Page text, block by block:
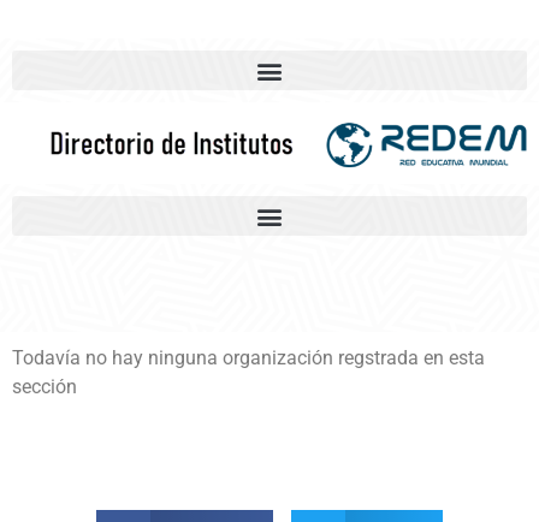
Todavía no hay ninguna organización regstrada en esta
sección